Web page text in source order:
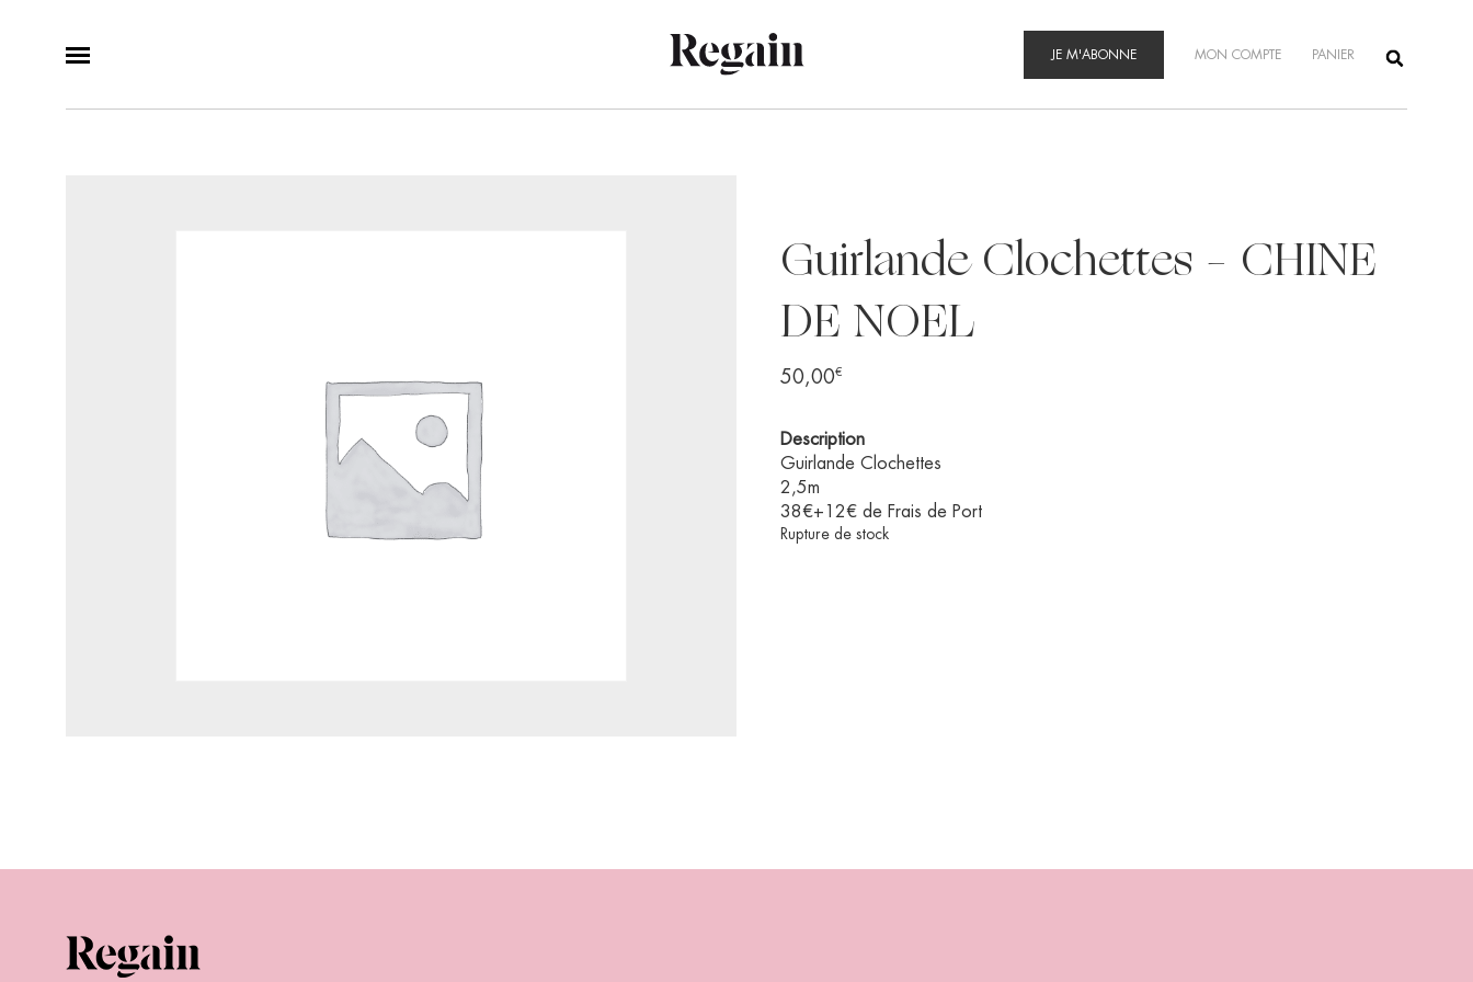
JE M'ABONNE MON COMPTE PANIER
Guirlande Clochettes – CHINE
DE NOEL
50,00€
Description
Guirlande Clochettes
2,5m
38€+12€ de Frais de Port
Rupture de stock